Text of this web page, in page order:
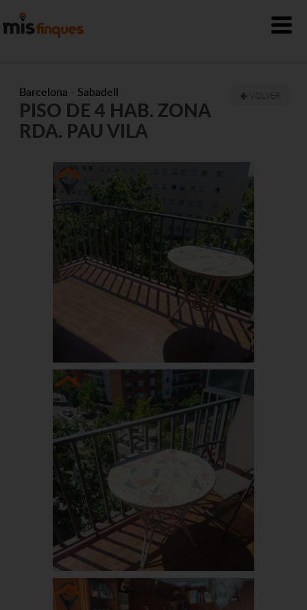
VOLVER
Barcelona Sabadell
PISO DE 4 HAB. ZONA
RDA. PAU VILA